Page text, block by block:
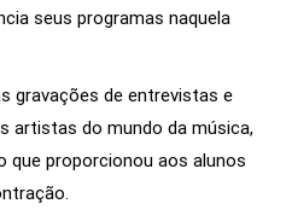
seus programas naquela
gravações de entrevistas e
artistas do mundo da música,
que proporcionou aos alunos